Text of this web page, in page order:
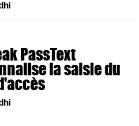
PassText
la saisie du